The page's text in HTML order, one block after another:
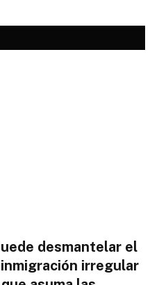
desmantelar el
irregular